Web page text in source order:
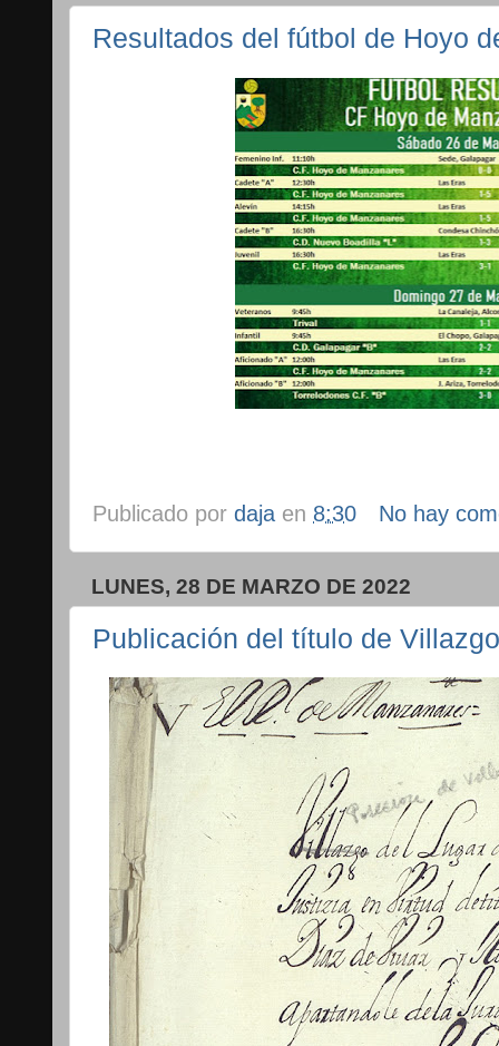
Resultados del fútbol de Hoyo
Publicado por daja en 8:30 No hay
LUNES, 28 DE MARZO DE 2022
Publicación del título de